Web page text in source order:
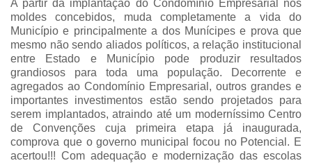
A partir da implantação do Condomínio Empresarial nos
moldes concebidos, muda completamente a vida do
Município e principalmente a dos Munícipes e prova que
mesmo não sendo aliados políticos, a relação institucional
entre Estado e Município pode produzir resultados
grandiosos para toda uma população. Decorrente e
agregados ao Condomínio Empresarial, outros grandes e
importantes investimentos estão sendo projetados para
serem implantados, atraindo até um moderníssimo Centro
de Convenções cuja primeira etapa já inaugurada,
comprova que o governo municipal focou no Potencial. E
acertou!!! Com adequação e modernização das escolas